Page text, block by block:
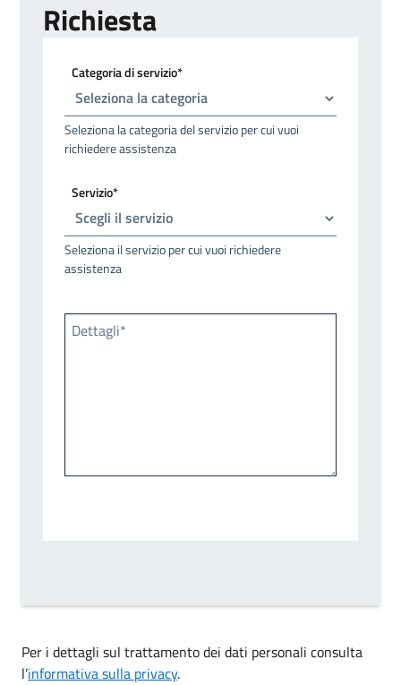
Richiesta
Categoria di servizio*
Seleziona la categoria del servizio per cui vuoi
richiedere assistenza
Servizio*
Seleziona il servizio per cui vuoi richiedere
assistenza
Dettagli*
Per i dettagli sul trattamento dei dati personali consulta
l’informativa sulla privacy.